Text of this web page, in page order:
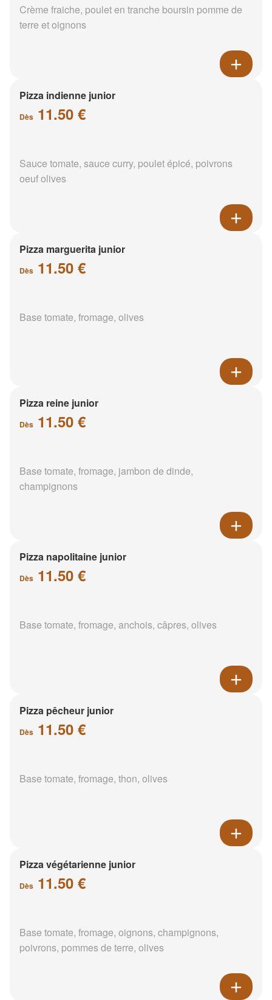
Crème fraiche, poulet en tranche boursin pomme de
terre et oignons
Pizza indienne junior
Dès 11.50 €
Sauce tomate, sauce curry, poulet épicé, poivrons
oeuf olives
Pizza marguerita junior
Dès 11.50 €
Base tomate, fromage, olives
Pizza reine junior
Dès 11.50 €
Base tomate, fromage, jambon de dinde,
champignons
Pizza napolitaine junior
Dès 11.50 €
Base tomate, fromage, anchois, câpres, olives
Pizza pêcheur junior
Dès 11.50 €
Base tomate, fromage, thon, olives
Pizza végétarienne junior
Dès 11.50 €
Base tomate, fromage, oignons, champignons,
poivrons, pommes de terre, olives